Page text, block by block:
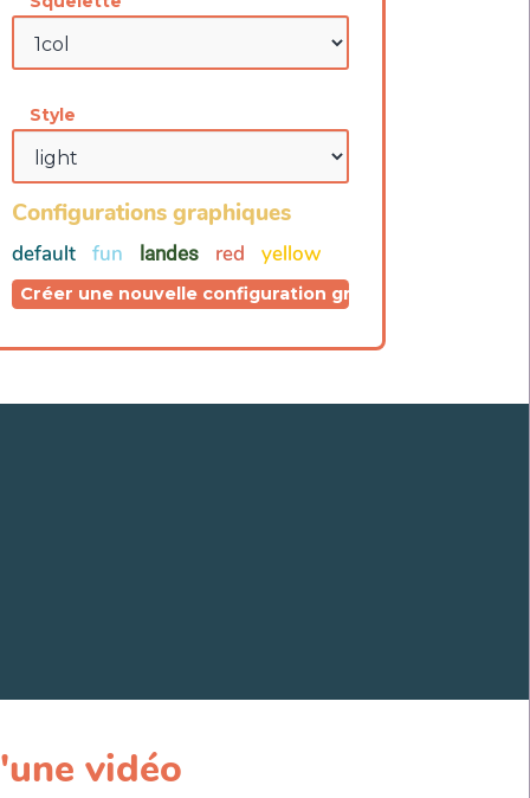
Style
Configurations graphiques
default fun landes red yellow
Créer une nouvelle configuration graphique
vidéo